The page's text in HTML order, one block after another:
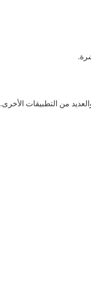
من التطبيقات الأخرى.